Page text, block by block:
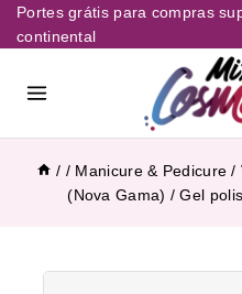
Portes grátis para compras
continental
/ / Manicure & Pedicure /
(Nova Gama) / Gel